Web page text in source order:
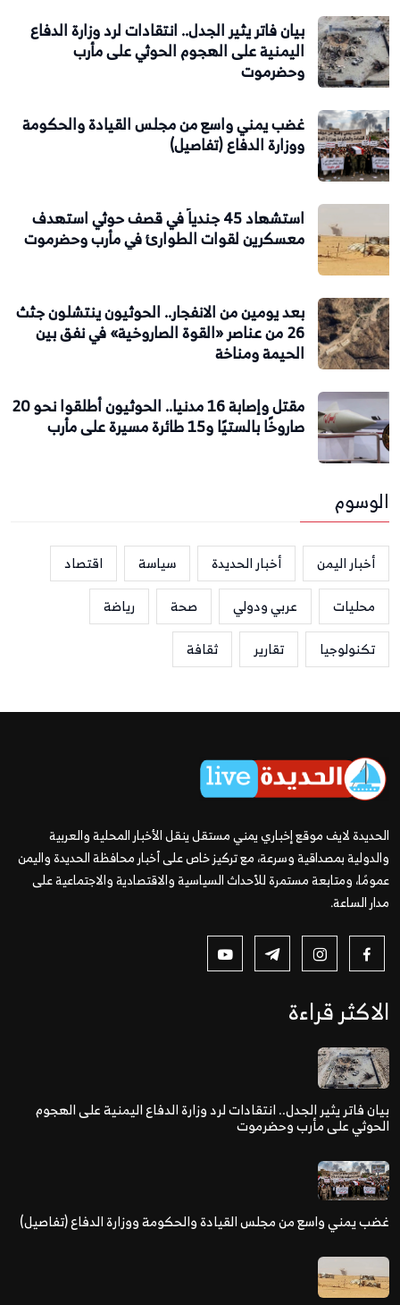
بيان فاتر يثير الجدل.. انتقادات لرد وزارة الدفاع
اليمنية على الهجوم الحوثي على مأرب
وحضرموت
غضب يمني واسع من مجلس القيادة والحكومة
ووزارة الدفاع (تفاصيل)
استشهاد 45 جندياً في قصف حوثي استهدف
معسكرين لقوات الطوارئ في مأرب وحضرموت
بعد يومين من الانفجار.. الحوثيون ينتشلون جثث
26 من عناصر «القوة الصاروخية» في نفق بين
الحيمة ومناخة
مقتل وإصابة 16 مدنيا.. الحوثيون أطلقوا نحو 20
صاروخًا بالستيًا و15 طائرة مسيرة على مأرب
الوسوم
أخبار اليمن أخبار الحديدة سياسة
اقتصاد
محليات
عربي ودولي صحة
رياضة
تكنولوجيا
تقارير ثقافة
الحديدة لايف موقع إخباري يمني مستقل ينقل الأخبار المحلية والعربية
والدولية بمصداقية وسرعة، مع تركيز خاص على أخبار محافظة الحديدة واليمن
عمومًا، ومتابعة مستمرة للأحداث السياسية والاقتصادية والاجتماعية على
مدار الساعة.
الاكثر قراءة
بيان فاتر يثير الجدل.. انتقادات لرد وزارة الدفاع اليمنية على الهجوم
الحوثي على مأرب وحضرموت
غضب يمني واسع من مجلس القيادة والحكومة ووزارة الدفاع (تفاصيل)